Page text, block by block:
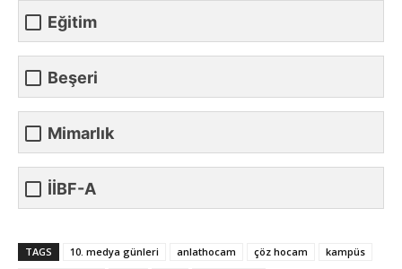
Eğitim
Beşeri
Mimarlık
İİBF-A
TAGS 10. medya günleri anlathocam çöz hocam
kampüs